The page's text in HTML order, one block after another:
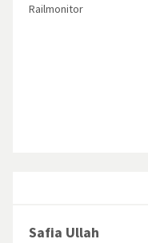
Railmonitor
Safia Ullah